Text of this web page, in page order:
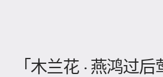
「木兰花 · 燕鸿过